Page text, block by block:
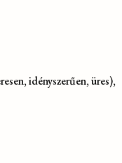
idényszerűen, üres),